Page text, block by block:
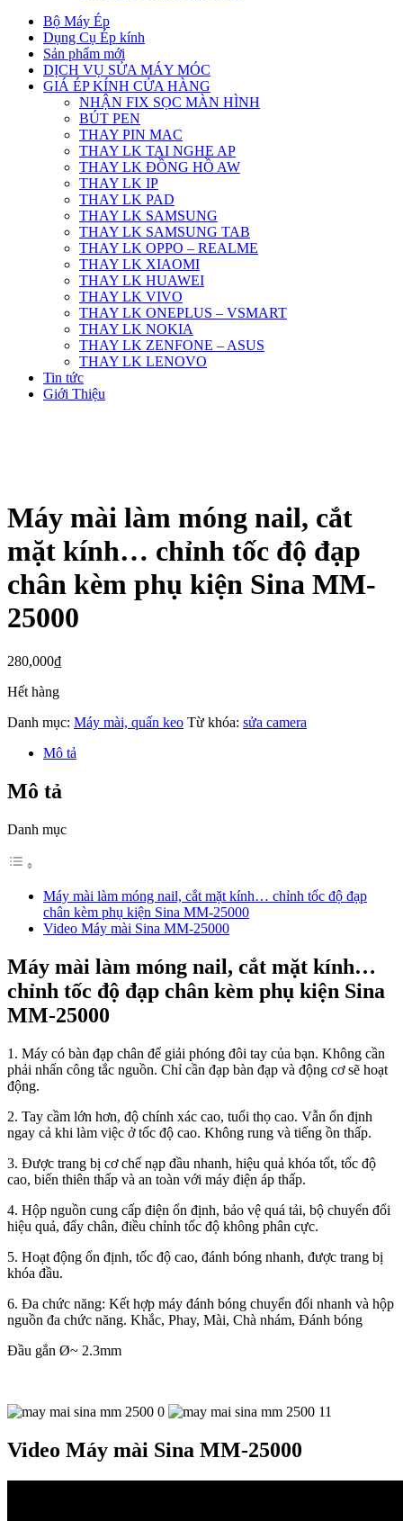
Bộ Máy Ép
Dụng Cụ Ép kính
Sản phẩm mới
DỊCH VỤ SỬA MÁY MÓC
GIÁ ÉP KÍNH CỬA HÀNG
NHẬN FIX SỌC MÀN HÌNH
BÚT PEN
THAY PIN MAC
THAY LK TAI NGHE AP
THAY LK ĐỒNG HỒ AW
THAY LK IP
THAY LK PAD
THAY LK SAMSUNG
THAY LK SAMSUNG TAB
THAY LK OPPO – REALME
THAY LK XIAOMI
THAY LK HUAWEI
THAY LK VIVO
THAY LK ONEPLUS – VSMART
THAY LK NOKIA
THAY LK ZENFONE – ASUS
THAY LK LENOVO
Tin tức
Giới Thiệu
Máy mài làm móng nail, cắt
mặt kính… chỉnh tốc độ đạp
chân kèm phụ kiện Sina MM-
25000
280,000₫
Hết hàng
Danh mục: Máy mài, quấn keo Từ khóa: sửa camera
Mô tả
Mô tả
Danh mục
Máy mài làm móng nail, cắt mặt kính… chỉnh tốc độ đạp
chân kèm phụ kiện Sina MM-25000
Video Máy mài Sina MM-25000
Máy mài làm móng nail, cắt mặt kính…
chỉnh tốc độ đạp chân kèm phụ kiện Sina
MM-25000
1. Máy có bàn đạp chân để giải phóng đôi tay của bạn. Không cần
phải nhấn công tắc nguồn. Chỉ cần đạp bàn đạp và động cơ sẽ hoạt
động.
2. Tay cầm lớn hơn, độ chính xác cao, tuổi thọ cao. Vẫn ổn định
ngay cả khi làm việc ở tốc độ cao. Không rung và tiếng ồn thấp.
3. Được trang bị cơ chế nạp đầu nhanh, hiệu quả khóa tốt, tốc độ
cao, biến thiên thấp và an toàn với máy điện áp thấp.
4. Hộp nguồn cung cấp điện ổn định, bảo vệ quá tải, bộ chuyển đổi
hiệu quả, đẩy chân, điều chỉnh tốc độ không phân cực.
5. Hoạt động ổn định, tốc độ cao, đánh bóng nhanh, được trang bị
khóa đầu.
6. Đa chức năng: Kết hợp máy đánh bóng chuyển đổi nhanh và hộp
nguồn đa chức năng. Khắc, Phay, Mài, Chà nhám, Đánh bóng
Đầu gắn Ø~ 2.3mm
Video Máy mài Sina MM-25000